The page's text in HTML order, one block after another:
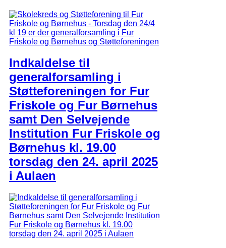
Indkaldelse til
generalforsamling i
Støtteforeningen for Fur
Friskole og Fur Børnehus
samt Den Selvejende
Institution Fur Friskole og
Børnehus kl. 19.00
torsdag den 24. april 2025
i Aulaen